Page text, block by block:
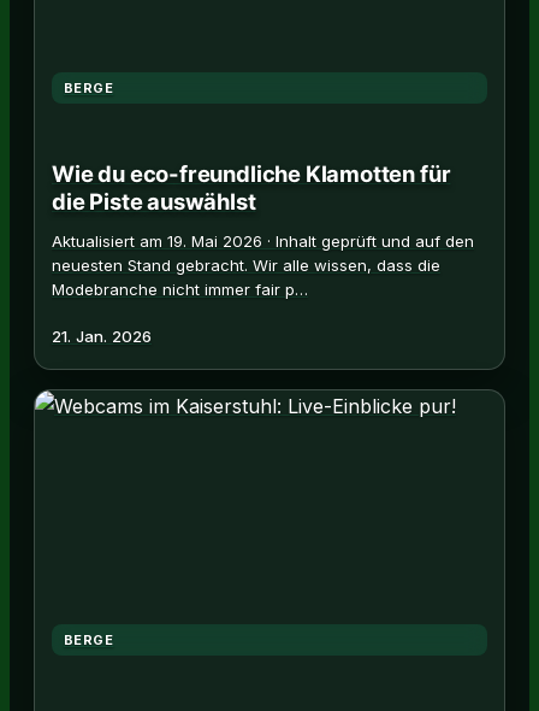
BERGE
Wie du eco-freundliche Klamotten für
die Piste auswählst
Aktualisiert am 19. Mai 2026 · Inhalt geprüft und auf den
neuesten Stand gebracht. Wir alle wissen, dass die
Modebranche nicht immer fair p…
21. Jan. 2026
BERGE